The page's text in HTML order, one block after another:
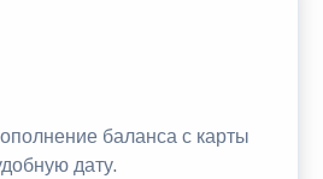
баланса с карты
дату.